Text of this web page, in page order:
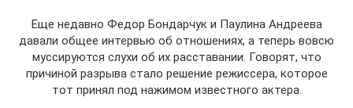
Еще недавно Федор Бондарчук и Паулина Андреева
давали общее интервью об отношениях, а теперь вовсю
муссируются слухи об их расставании. Говорят, что
причиной разрыва стало решение режиссера, которое
тот принял под нажимом известного актера.